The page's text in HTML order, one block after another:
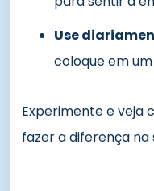
Use
coloque em
Experimente e veja
fazer a diferença na